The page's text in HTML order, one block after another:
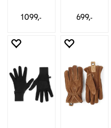
1 099,- 699,-